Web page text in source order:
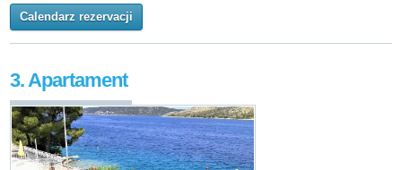
Calendarz rezervacji
3. Apartament